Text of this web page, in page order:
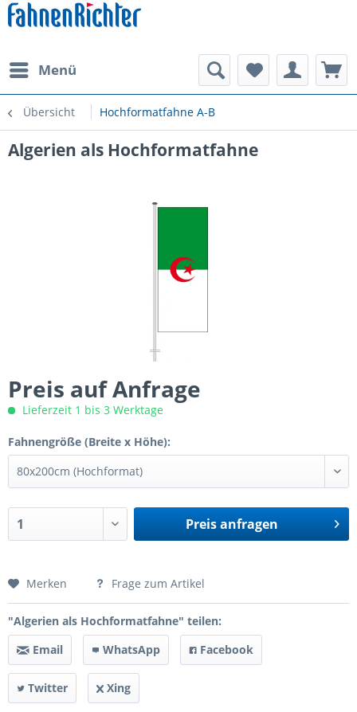
Menü
Übersicht Hochformatfahne A-B
Algerien als Hochformatfahne
Preis auf Anfrage
Lieferzeit 1 bis 3 Werktage
Fahnengröße (Breite x Höhe):
Preis anfragen
Preis anfragen
Merken Frage zum Artikel
"Algerien als Hochformatfahne" teilen:
Email
WhatsApp Facebook
Twitter Xing